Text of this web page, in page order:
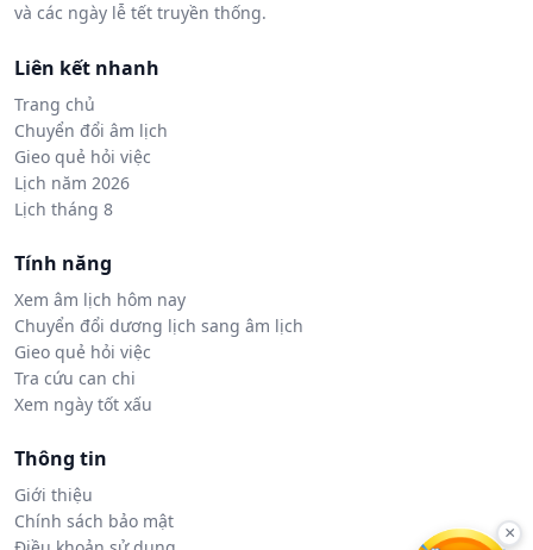
và các ngày lễ tết truyền thống.
Liên kết nhanh
Trang chủ
Chuyển đổi âm lịch
Gieo quẻ hỏi việc
Lịch năm 2026
Lịch tháng 8
Tính năng
Xem âm lịch hôm nay
Chuyển đổi dương lịch sang âm lịch
Gieo quẻ hỏi việc
Tra cứu can chi
Xem ngày tốt xấu
Thông tin
Giới thiệu
Chính sách bảo mật
×